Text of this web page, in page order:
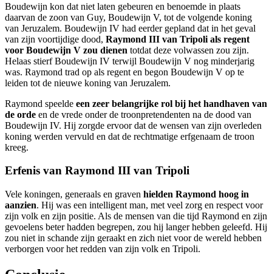
Boudewijn kon dat niet laten gebeuren en benoemde in plaats
daarvan de zoon van Guy, Boudewijn V, tot de volgende koning
van Jeruzalem. Boudewijn IV had eerder gepland dat in het geval
van zijn voortijdige dood, Raymond III van Tripoli als regent
voor Boudewijn V zou dienen totdat deze volwassen zou zijn.
Helaas stierf Boudewijn IV terwijl Boudewijn V nog minderjarig
was. Raymond trad op als regent en begon Boudewijn V op te
leiden tot de nieuwe koning van Jeruzalem.
Raymond speelde een zeer belangrijke rol bij het handhaven van
de orde en de vrede onder de troonpretendenten na de dood van
Boudewijn IV. Hij zorgde ervoor dat de wensen van zijn overleden
koning werden vervuld en dat de rechtmatige erfgenaam de troon
kreeg.
Erfenis van Raymond III van Tripoli
Vele koningen, generaals en graven hielden Raymond hoog in
aanzien. Hij was een intelligent man, met veel zorg en respect voor
zijn volk en zijn positie. Als de mensen van die tijd Raymond en zijn
gevoelens beter hadden begrepen, zou hij langer hebben geleefd. Hij
zou niet in schande zijn geraakt en zich niet voor de wereld hebben
verborgen voor het redden van zijn volk en Tripoli.